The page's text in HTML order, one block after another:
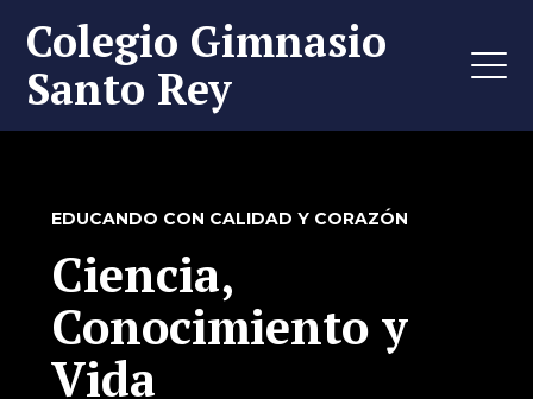
Colegio Gimnasio
Santo Rey
EDUCANDO CON CALIDAD Y CORAZÓN
Ciencia,
Conocimiento y
Vida